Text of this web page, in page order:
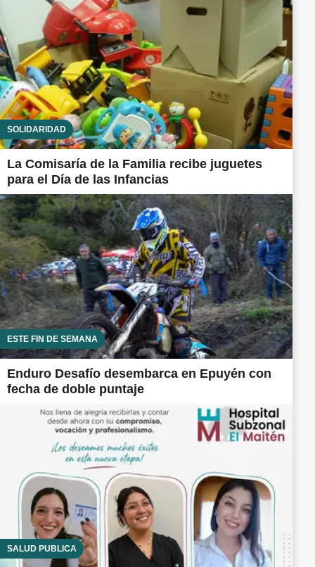
SOLIDARIDAD
La Comisaría de la Familia recibe juguetes
para el Día de las Infancias
ESTE FIN DE SEMANA
Enduro Desafío desembarca en Epuyén con
fecha de doble puntaje
SALUD PÚBLICA